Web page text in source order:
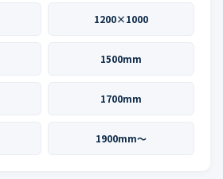
1200×1000
1500mm
1700mm
1900mm〜